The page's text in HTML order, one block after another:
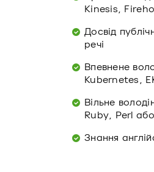
Kinesis,
Досвід
речі
Впевнене
Kubernetes,
Вільне
Ruby, Perl
Знання